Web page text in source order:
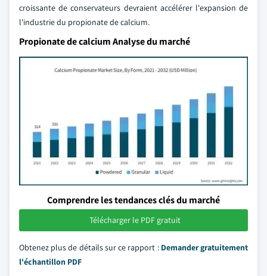
croissante de conservateurs devraient accélérer l'expansion de
l'industrie du propionate de calcium.
Propionate de calcium Analyse du marché
Comprendre les tendances clés du marché
Télécharger le PDF gratuit
Obtenez plus de détails sur ce rapport : Demander gratuitement
l'échantillon PDF